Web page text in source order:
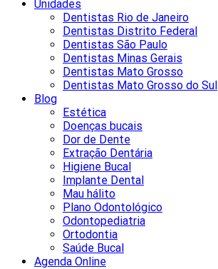
Unidades
Dentistas Rio de Janeiro
Dentistas Distrito Federal
Dentistas São Paulo
Dentistas Minas Gerais
Dentistas Mato Grosso
Dentistas Mato Grosso do Sul
Blog
Estética
Doenças bucais
Dor de Dente
Extração Dentária
Higiene Bucal
Implante Dental
Mau hálito
Plano Odontológico
Odontopediatria
Ortodontia
Saúde Bucal
Agenda Online